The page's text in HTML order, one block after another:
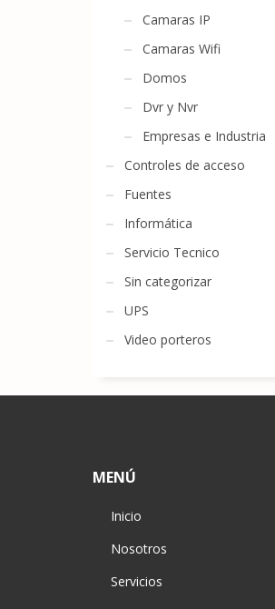
Camaras IP
Camaras Wifi
Domos
Dvr y Nvr
Empresas e Industria
Controles de acceso
Fuentes
Informática
Servicio Tecnico
Sin categorizar
UPS
Video porteros
MENÚ
Inicio
Nosotros
Servicios